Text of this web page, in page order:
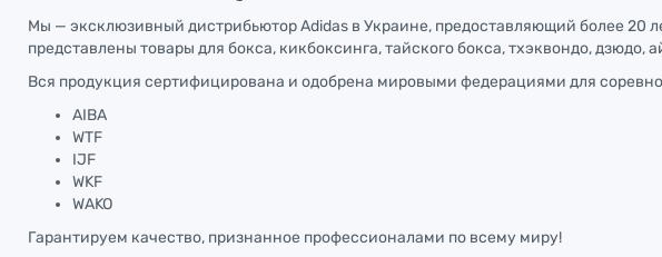
Мы — эксклюзивный дистрибьютор Adidas в Украине, предоставляющий более 20
представлены товары для бокса, кикбоксинга, тайского бокса, тхэквондо,
Вся продукция сертифицирована и одобрена мировыми федерациями для
AIBA
WTF
IJF
WKF
WAKO
Гарантируем качество, признанное профессионалами по всему миру!